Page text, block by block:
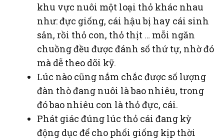
khu vực nuôi một loại thỏ khác nhau
như: đực giống, cái hậu bị hay cái sinh
sản, rồi thỏ con, thỏ thịt … mỗi ngăn
chuồng đều được đánh số thứ tự, nhờ đó
mà dễ theo dõi kỹ.
Lúc nào cũng nắm chắc được số lượng
đàn thò đang nuôi là bao nhiêu, trong
đó bao nhiêu con là thỏ đực, cái.
Phát giác đúng lúc thỏ cái đang kỳ
động dục để cho phối giống kịp thời